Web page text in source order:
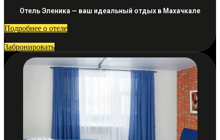
Отель Эленика — ваш идеальный отдых в Махачкале
Подробнее о отеле
Забронировать